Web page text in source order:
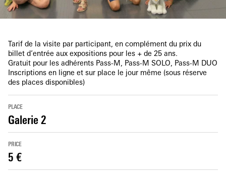
Tarif de la visite par participant, en complément du prix du
billet d’entrée aux expositions pour les + de 25 ans.
Gratuit pour les adhérents Pass-M, Pass-M SOLO, Pass-M DUO
Inscriptions en ligne et sur place le jour même (sous réserve
des places disponibles)
PLACE
Galerie 2
PRICE
5 €